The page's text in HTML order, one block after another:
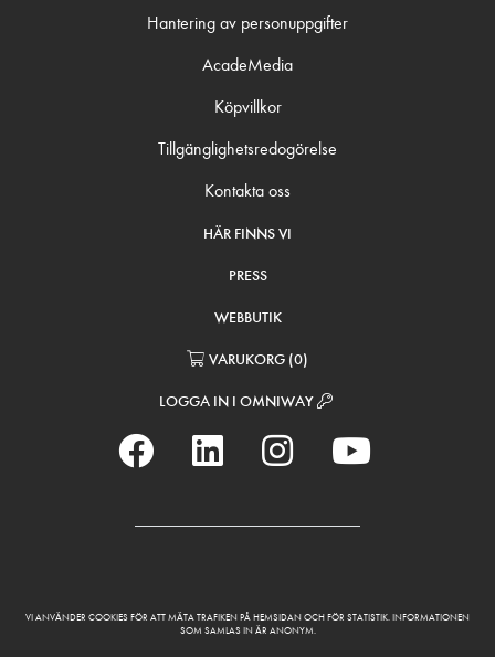
Hantering av personuppgifter
AcadeMedia
Köpvillkor
Tillgänglighetsredogörelse
Kontakta oss
HÄR FINNS VI
PRESS
WEBBUTIK
VARUKORG (0)
LOGGA IN I OMNIWAY
VI ANVÄNDER COOKIES FÖR ATT MÄTA TRAFIKEN PÅ HEMSIDAN OCH FÖR STATISTIK. INFORMATIONEN
SOM SAMLAS IN ÄR ANONYM.